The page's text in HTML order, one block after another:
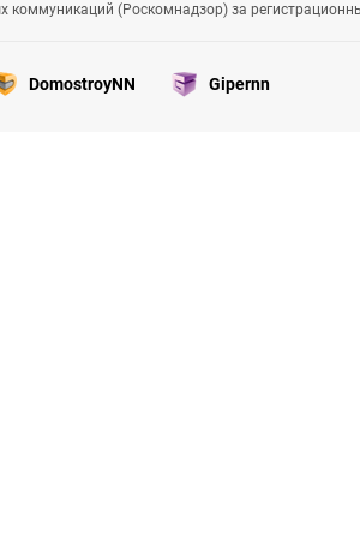
коммуникаций (Роскомнадзор) за
DomostroyNN Gipernn